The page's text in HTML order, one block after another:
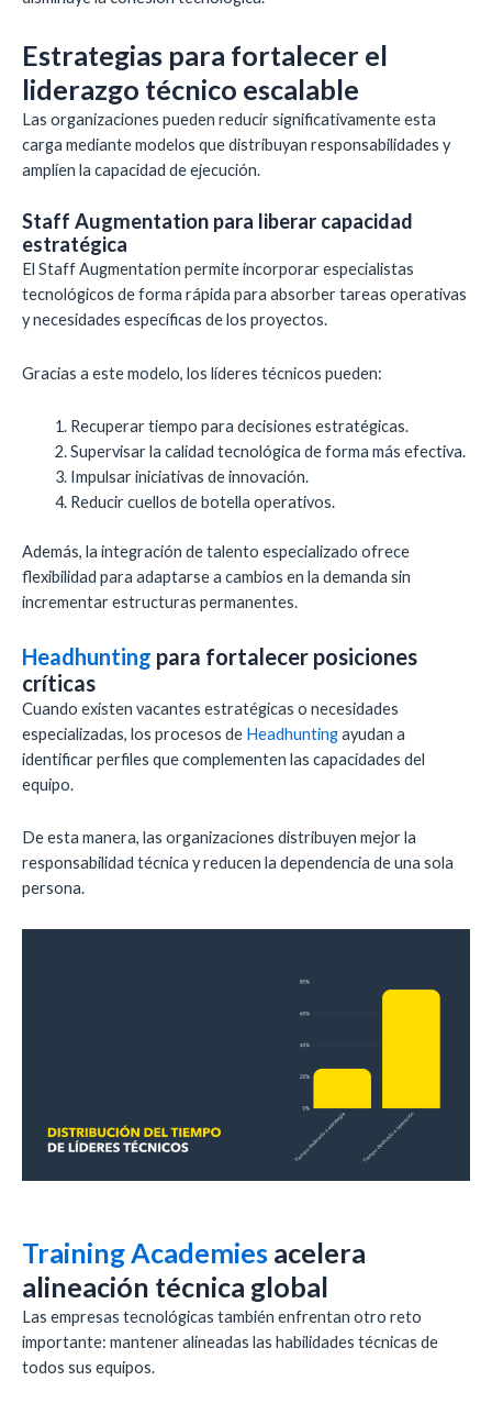
Estrategias para fortalecer el
liderazgo técnico escalable
Las organizaciones pueden reducir significativamente esta
carga mediante modelos que distribuyan responsabilidades y
amplíen la capacidad de ejecución.
Staff Augmentation para liberar capacidad
estratégica
El Staff Augmentation permite incorporar especialistas
tecnológicos de forma rápida para absorber tareas operativas
y necesidades específicas de los proyectos.
Gracias a este modelo, los líderes técnicos pueden:
Recuperar tiempo para decisiones estratégicas.
Supervisar la calidad tecnológica de forma más efectiva.
Impulsar iniciativas de innovación.
Reducir cuellos de botella operativos.
Además, la integración de talento especializado ofrece
flexibilidad para adaptarse a cambios en la demanda sin
incrementar estructuras permanentes.
Headhunting para fortalecer posiciones
críticas
Cuando existen vacantes estratégicas o necesidades
especializadas, los procesos de Headhuntingayudan a
identificar perfiles que complementen las capacidades del
equipo.
De esta manera, las organizaciones distribuyen mejor la
responsabilidad técnica y reducen la dependencia de una sola
persona.
Training Academies acelera
alineación técnica global
Las empresas tecnológicas también enfrentan otro reto
importante: mantener alineadas las habilidades técnicas de
todos sus equipos.